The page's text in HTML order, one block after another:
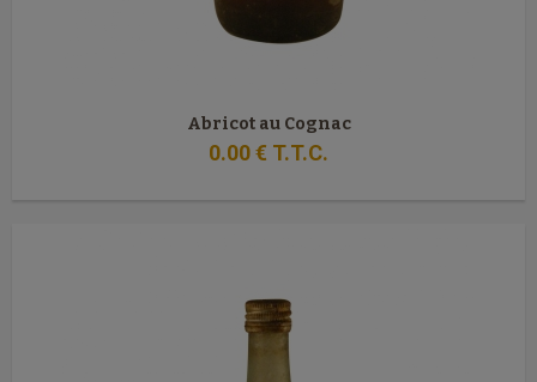
Abricot au Cognac
0.00€ T.T.C.